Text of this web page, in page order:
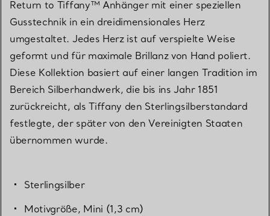
Return to Tiffany™ Anhänger mit einer speziellen
Gusstechnik in ein dreidimensionales Herz
umgestaltet. Jedes Herz ist auf verspielte Weise
geformt und für maximale Brillanz von Hand poliert.
Diese Kollektion basiert auf einer langen Tradition im
Bereich Silberhandwerk, die bis ins Jahr 1851
zurückreicht, als Tiffany den Sterlingsilberstandard
festlegte, der später von den Vereinigten Staaten
übernommen wurde.
Sterlingsilber
Motivgröße, Mini (1,3 cm)